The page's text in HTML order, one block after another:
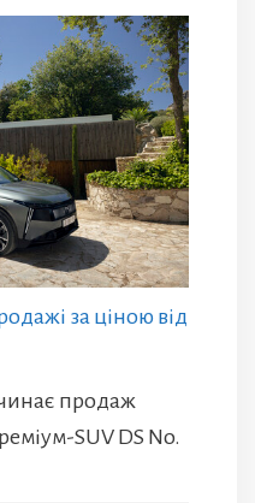
за ціною від
продаж
SUV DS No.